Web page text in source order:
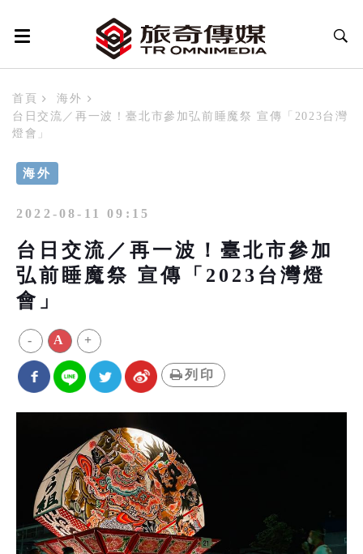
首頁
海外
台日交流／再一波！臺北市參加弘前睡魔祭 宣傳「2023台灣
燈會」
海外
2022-08-11 09:15
台日交流／再一波！臺北市參加
弘前睡魔祭 宣傳「2023台灣燈
會」
- A +
列印